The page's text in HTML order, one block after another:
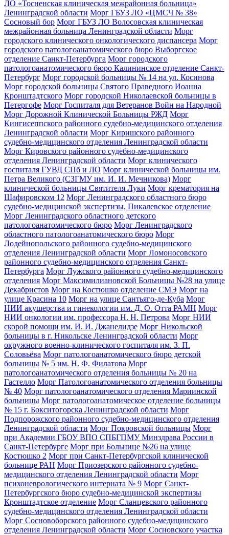
ЛО «Тосненская клиническая межрайонная больница»
Ленинградской области Морг ГБУЗ ЛО «ЦМСЧ № 38»
Сосновый бор Морг ГБУЗ ЛО Волосовская клиническая
межрайонная больница Ленинградской области Морг
городского клинического онкологического диспансера Морг
городского патологоанатомического бюро Выборгское
отделение Санкт-Петербурга Морг городского
патологоанатомического бюро Калининское отделение Санкт-
Петербург Морг городской больницы № 14 на ул. Косинова
Морг городской больницы Святого Праведного Иоанна
Кронштадтского Морг городской Николаевской больницы в
Петергофе Морг Госпиталя для Ветеранов Войн на Народной
Морг Дорожной Клинической Больницы РЖД Морг
Кингисеппского районного судебно-медицинского отделения
Ленинградской области Морг Киришского районного
судебно-медицинского отделения Ленинградской области
Морг Кировского районного судебно-медицинского
отделения Ленинградской области Морг клинического
госпиталя ГУВД СПб и ЛО Морг клинической больницы им.
Петра Великого (СЗГМУ им. И. И. Мечникова) Морг
клинической больницы Святителя Луки Морг крематория на
Шафировском 12 Морг Ленинградского областного бюро
судебно-медицинской экспертизы, Пикалевское отделение
Морг Ленинградского областного детского
патологоанатомического бюро Морг Ленинградского
областного патологоанатомического бюро Морг
Лодейнопольского районного судебно-медицинского
отделения Ленинградской области Морг Ломоносовского
районного судебно-медицинского отделения Санкт-
Петербурга Морг Лужского районного судебно-медицинского
отделения Морг Максимилиановской Больницы №28 на улице
Декабристов Морг на Костюшко отделение СМЭ Морг на
улице Красина 10 Морг на улице Сантьяго-де-Куба Морг
НИИ акушерства и гинекологии им. Д. О. Отта РАМН Морг
НИИ онкологии им. профессора Н. Н. Петрова Морг НИИ
скорой помощи им. И. И. Джанелидзе Морг Никольской
больницы в г. Никольске Ленинградской области Морг
окружного военно-клинического госпиталя им. З. П.
Соловьёва Морг патологоанатомического бюро детской
больницы № 5 им. Н. Ф. Филатова Морг
патологоанатомического отделения больницы № 20 на
Гастелло Морг Патологоанатомического отделения больницы
№ 40 Морг патологоанатомического отделения Мариинской
больницы Морг патологоанатомическое отделение больницы
№ 15 г. Бокситогорска Ленинградской области Морг
Подпорожского районного судебно-медицинского отделения
Ленинградской области Морг Покровской больницы Морг
при Академии ГБОУ ВПО СПБГПМУ Минздрава России в
Санкт-Петербурге Морг при Больнице №26 на улице
Костюшко 2 Морг при Санкт-Петербургской клинической
больнице РАН Морг Приозерского районного судебно-
медицинского отделения Ленинградской области Морг
психоневрологического интерната № 9 Морг Санкт-
Петербургского бюро судебно-медицинской экспертизы
Кронштадтское отделение Морг Сланцевского районного
судебно-медицинского отделения Ленинградской области
Морг Сосновоборского районного судебно-медицинского
отделения Ленинградской области Морг Сосновского участка